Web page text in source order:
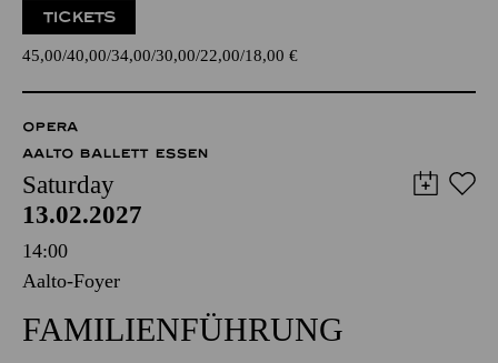
TICKETS
45,00 40,00 34,00 30,00 22,00 18,00 €
OPERA
AALTO BALLETT ESSEN
Saturday
13.02.2027
14:00
Aalto-Foyer
FAMILIENFÜHRUNG